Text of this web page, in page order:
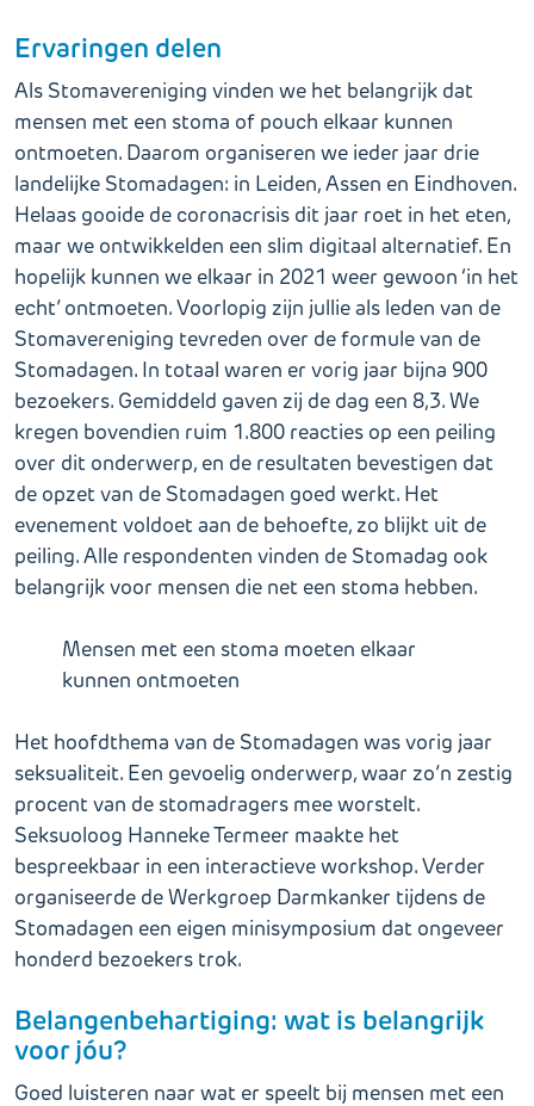
Ervaringen delen
Als Stomavereniging vinden we het belangrijk dat
mensen met een stoma of pouch elkaar kunnen
ontmoeten. Daarom organiseren we ieder jaar drie
landelijke Stomadagen: in Leiden, Assen en Eindhoven.
Helaas gooide de coronacrisis dit jaar roet in het eten,
maar we ontwikkelden een slim digitaal alternatief. En
hopelijk kunnen we elkaar in 2021 weer gewoon ‘in het
echt’ ontmoeten. Voorlopig zijn jullie als leden van de
Stomavereniging tevreden over de formule van de
Stomadagen. In totaal waren er vorig jaar bijna 900
bezoekers. Gemiddeld gaven zij de dag een 8,3. We
kregen bovendien ruim 1.800 reacties op een peiling
over dit onderwerp, en de resultaten bevestigen dat
de opzet van de Stomadagen goed werkt. Het
evenement voldoet aan de behoefte, zo blijkt uit de
peiling. Alle respondenten vinden de Stomadag ook
belangrijk voor mensen die net een stoma hebben.
Mensen met een stoma moeten elkaar
kunnen ontmoeten
Het hoofdthema van de Stomadagen was vorig jaar
seksualiteit. Een gevoelig onderwerp, waar zo’n zestig
procent van de stomadragers mee worstelt.
Seksuoloog Hanneke Termeer maakte het
bespreekbaar in een interactieve workshop. Verder
organiseerde de Werkgroep Darmkanker tijdens de
Stomadagen een eigen minisymposium dat ongeveer
honderd bezoekers trok.
Belangenbehartiging: wat is belangrijk
voor jóu?
Goed luisteren naar wat er speelt bij mensen met een